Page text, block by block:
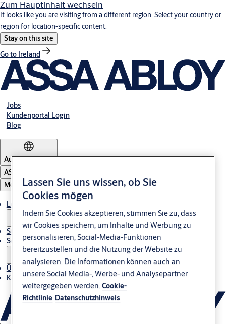
Zum Hauptinhalt wechseln
It looks like you are visiting from a different region. Select your country or
region for location-specific content.
Stay on this site
Go to Ireland
Jobs
Kundenportal Login
Blog
Austria·Deutsch
ASSA ABLOY Group
Menü
Lösungen
Stories
Service
Über Uns
Kontakt
Lassen Sie uns wissen, ob Sie
Cookies mögen
Indem Sie Cookies akzeptieren, stimmen Sie zu, dass
wir Cookies speichern, um Inhalte und Werbung zu
personalisieren, Social-Media-Funktionen
bereitzustellen und die Nutzung der Website zu
analysieren. Die Informationen können auch an
unsere Social Media-, Werbe- und Analysepartner
weitergegeben werden.Cookie-
Richtlinie Datenschutzhinweis